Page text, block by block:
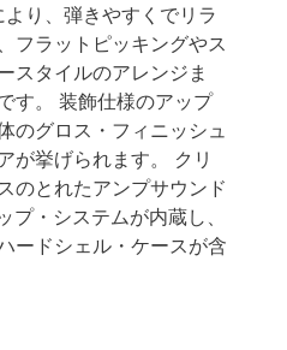
り、弾きやすくでリラ
フラットピッキングやス
スタイルのアレンジま
す。 装飾仕様のアップ
のグロス・フィニッシュ
が挙げられます。 クリ
のとれたアンプサウンド
プ・システムが内蔵し、
ードシェル・ケースが含